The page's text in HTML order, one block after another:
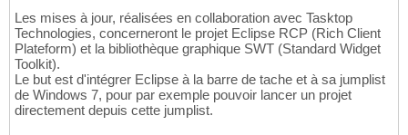
Les mises à jour, réalisées en collaboration avec Tasktop
Technologies, concerneront le projet Eclipse RCP (Rich Client
Plateform) et la bibliothèque graphique SWT (Standard Widget
Toolkit).
Le but est d'intégrer Eclipse à la barre de tache et à sa jumplist
de Windows 7, pour par exemple pouvoir lancer un projet
directement depuis cette jumplist.